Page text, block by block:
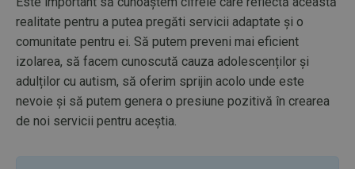
realitate pentru a putea pregăti servicii adaptate și o
comunitate pentru ei. Să putem preveni mai eficient
izolarea, să facem cunoscută cauza adolescenților și
adulților cu autism, să oferim sprijin acolo unde este
nevoie și să putem genera o presiune pozitivă în crearea
de noi servicii pentru aceștia.